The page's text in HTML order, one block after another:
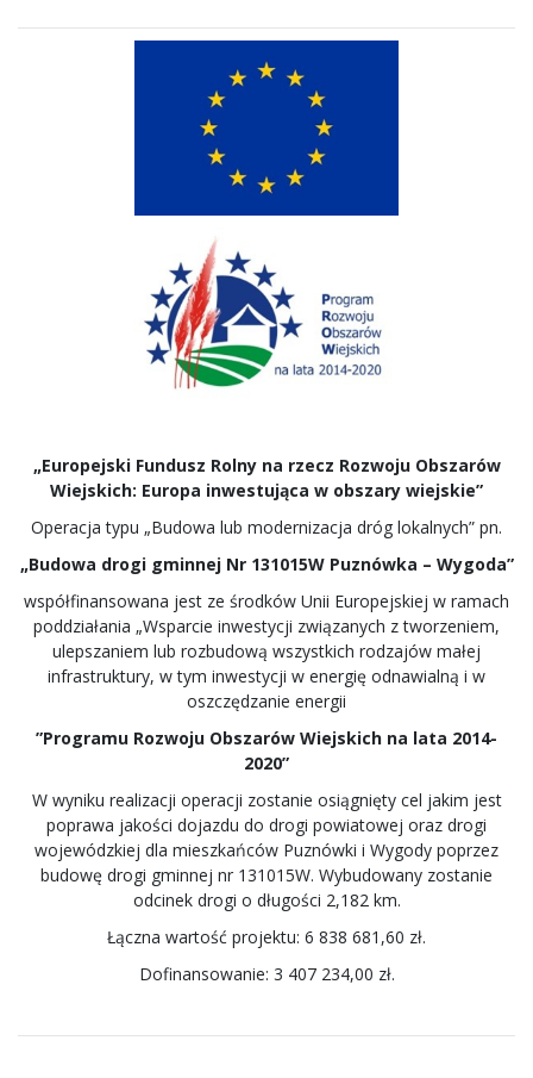
„Europejski Fundusz Rolny na rzecz Rozwoju Obszarów
Wiejskich: Europa inwestująca w obszary wiejskie”
Operacja typu „Budowa lub modernizacja dróg lokalnych” pn.
„Budowa drogi gminnej Nr 131015W Puznówka – Wygoda”
współfinansowana jest ze środków Unii Europejskiej w ramach
poddziałania „Wsparcie inwestycji związanych z tworzeniem,
ulepszaniem lub rozbudową wszystkich rodzajów małej
infrastruktury, w tym inwestycji w energię odnawialną i w
oszczędzanie energii
”Programu Rozwoju Obszarów Wiejskich na lata 2014-
2020”
W wyniku realizacji operacji zostanie osiągnięty cel jakim jest
poprawa jakości dojazdu do drogi powiatowej oraz drogi
wojewódzkiej dla mieszkańców Puznówki i Wygody poprzez
budowę drogi gminnej nr 131015W. Wybudowany zostanie
odcinek drogi o długości 2,182 km.
Łączna wartość projektu: 6 838 681,60 zł.
Dofinansowanie: 3 407 234,00 zł.